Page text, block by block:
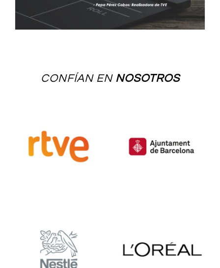
CONFÍAN EN NOSOTROS